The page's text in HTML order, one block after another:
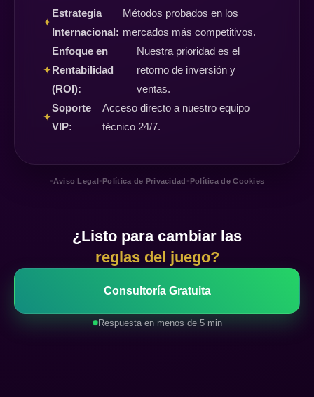
✦
Estrategia
Internacional:
Métodos probados en los
mercados más competitivos.
✦
Enfoque en
Rentabilidad
(ROI):
Nuestra prioridad es el
retorno de inversión y
ventas.
✦
Soporte
VIP:
Acceso directo a nuestro equipo
técnico 24/7.
•Aviso Legal•Política de Privacidad •Política de Cookies
¿Listo para cambiar las
reglas del juego?
Consultoría Gratuita
Respuesta en menos de 5 min